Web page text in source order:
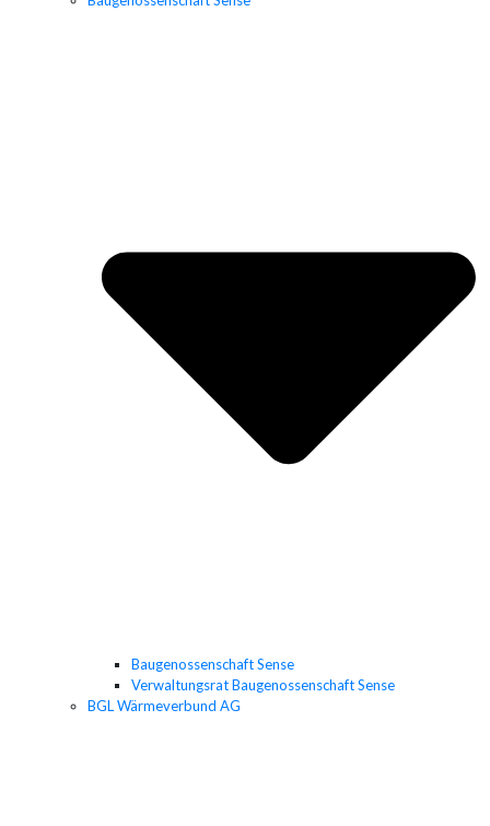
Baugenossenschaft Sense
Verwaltungsrat Baugenossenschaft Sense
BGL Wärmeverbund AG